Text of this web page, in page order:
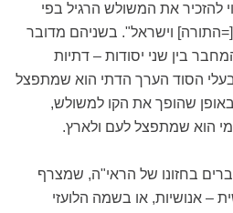
להזכיר את המשולש הרגיל בפי
וישראל". בשניהם מדובר
בין שני יסודות – דתיות
הסוד הערך הדתי הוא שמתפצל
שהופך את הקו למשולש,
הוא שמתפצל לעם ולארץ.
בחזונו של הראי"ה, שמצרף
– אנושיות, או בשמה הלועזי